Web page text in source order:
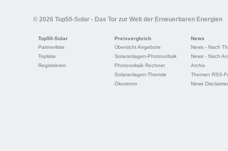
© 2026 Top50-Solar - Das Tor zur Welt der Erneuerbaren Energien
Top50-Solar
Partnerliste
Topliste
Registrieren
Preisvergleich
Übersicht Angebote
Solaranlagen-Photovoltaik
Photovoltaik Rechner
Solaranlagen-Thermie
Ökostrom
News
News - Nach
News - Nach
Archiv
Themen RSS-
News Disclaimer